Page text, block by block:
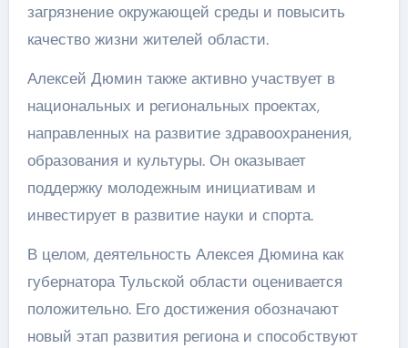
загрязнение окружающей среды и повысить
качество жизни жителей области.
Алексей Дюмин также активно участвует в
национальных и региональных проектах,
направленных на развитие здравоохранения,
образования и культуры. Он оказывает
поддержку молодежным инициативам и
инвестирует в развитие науки и спорта.
В целом, деятельность Алексея Дюмина как
губернатора Тульской области оценивается
положительно. Его достижения обозначают
новый этап развития региона и способствуют